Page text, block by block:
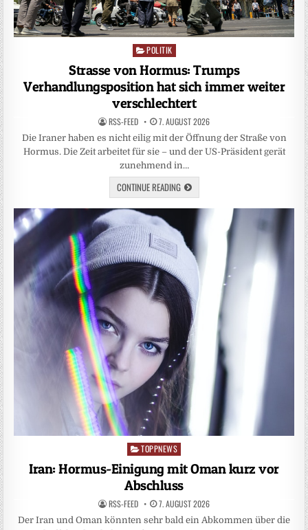
Posted
in
POLITIK
Strasse von Hormus: Trumps
Verhandlungsposition hat sich immer weiter
verschlechtert
RSS-FEED 7. AUGUST 2026
Die Iraner haben es nicht eilig mit der Öffnung der Straße von
Hormus. Die Zeit arbeitet für sie – und der US-Präsident gerät
zunehmend in…
CONTINUE READING
Posted
in
TOPPNEWS
Iran: Hormus-Einigung mit Oman kurz vor
Abschluss
RSS-FEED 7. AUGUST 2026
Der Iran und Oman könnten sehr bald ein Abkommen über die